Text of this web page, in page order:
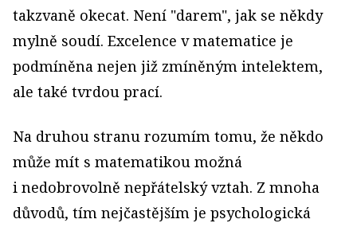
takzvaně okecat. Není "darem", jak se někdy
mylně soudí. Excelence v matematice je
podmíněna nejen již zmíněným intelektem,
ale také tvrdou prací.
Na druhou stranu rozumím tomu, že někdo
může mít s matematikou možná
i nedobrovolně nepřátelský vztah. Z mnoha
důvodů, tím nejčastějším je psychologická